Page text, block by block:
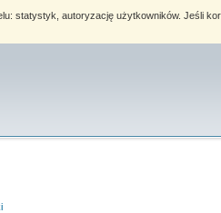
statystyk, autoryzację użytkowników. Jeśli